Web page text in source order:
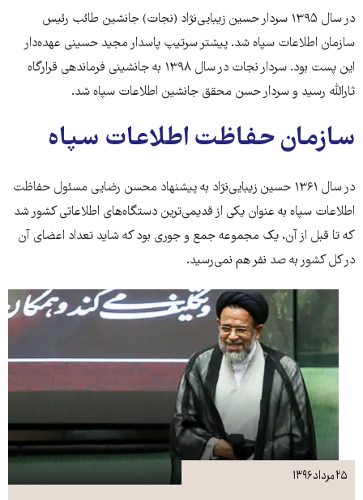
در سال ۱۳۹۵ سردار حسین زیبایی‌نژاد (نجات) جانشین طائب رئیس
سازمان اطلاعات سپاه شد. پیشتر سرتیپ پاسدار مجید حسینی عهده‌دار
این پست بود. سردار نجات در سال ۱۳۹۸ به جانشینی فرماندهی قرارگاه
ثارالله رسید و سردار حسن محقق جانشین اطلاعات سپاه شد.
سازمان حفاظت اطلاعات سپاه
در سال ۱۳۶۱ حسین زیبایی‌نژاد به پیشنهاد محسن رضایی مسئول حفاظت
اطلاعات سپاه به عنوان یکی از قدیمی‌ترین دستگاه‌های اطلاعاتی کشور شد
که تا قبل از آن، یک مجموعه جمع و جوری بود که شاید تعداد اعضای آن
در کل کشور به صد نفر هم نمی‌رسید.
۲۵ مرداد ۱۳۹۶